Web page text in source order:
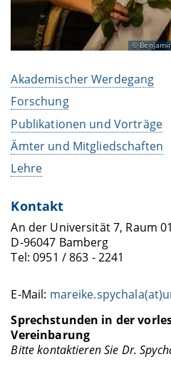
Akademischer Werdegang
Forschung
Publikationen und Vorträge
Ämter und Mitgliedschaften
Lehre
Kontakt
An der Universität 7, Raum
D-96047 Bamberg
Tel: 0951 / 863 - 2241
E-Mail:
Sprechstunden in der
Vereinbarung
Bitte kontaktieren Sie Dr.